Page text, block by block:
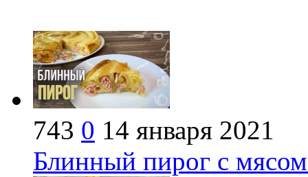
743 0 14 января 2021
Блинный пирог с